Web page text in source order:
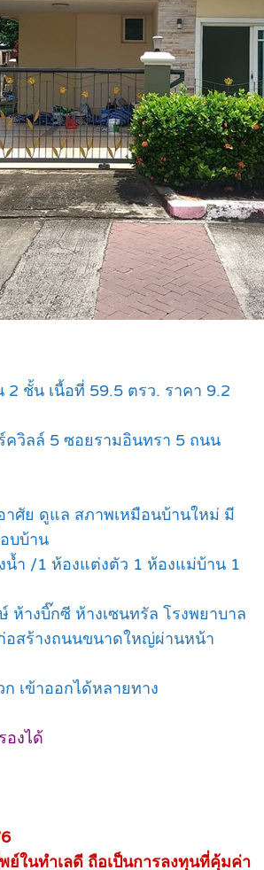
ชั้น เนื้อที่ 59.5 ตรว. ราคา 9.2
ควิลล์ 5 ซอยรามอินทรา 5 ถนน
าศัย ดูแล สภาพเหมือนบ้านใหม่ มี
บบ้าน
น้ำ /1 ห้องแต่งตัว 1 ห้องแม่บ้าน 1
ห้างบิ๊กซี ห้างเซนทรัล โรงพยาบาล
อสร้างถนนขนาดใหญ่ผ่านหน้า
เข้าออกได้หลายทาง
องได้
ย์ในทำเลดี ถือเป็นการลงทุนที่คุ้มค่า